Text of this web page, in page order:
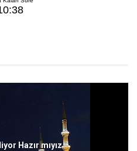
Hazır mıyız